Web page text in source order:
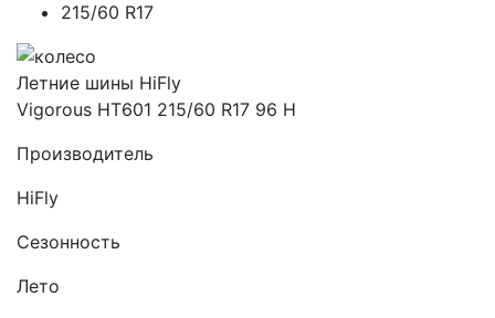
215/60 R17
Летние шины HiFly
Vigorous HT601 215/60 R17 96 H
Производитель
HiFly
Сезонность
Лето